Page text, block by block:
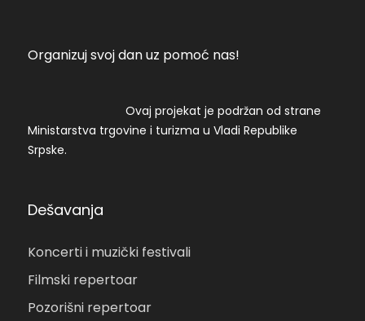
Organizuj svoj dan uz pomoć nas!
Ovaj projekat je podržan od strane
Ministarstva trgovine i turizma u Vladi Republike
Srpske.
Dešavanja
Koncerti i muzički festivali
Filmski repertoar
Pozorišni repertoar